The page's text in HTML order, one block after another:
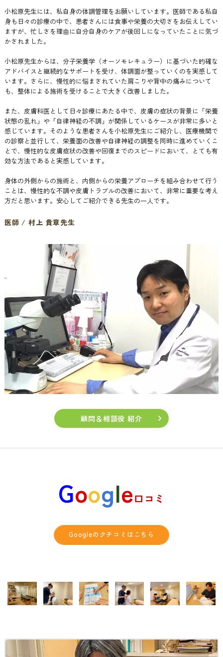
小松原先生には、私自身の体調管理をお願いしています。医師である私自
身も日々の診療の中で、患者さんには食事や栄養の大切さをお伝えしてい
ますが、忙しさを理由に自分自身のケアが後回しになっていたことに気づ
かされました。
小松原先生からは、分子栄養学（オーソモレキュラー）に基づいた的確な
アドバイスと継続的なサポートを受け、体調面が整っていくのを実感して
います。さらに、慢性的に悩まされていた肩こりや背中の痛みについて
も、整体による施術を受けることで大きく改善しました。
また、皮膚科医として日々診療にあたる中で、皮膚の症状の背景に「栄養
状態の乱れ」や「自律神経の不調」が関係しているケースが非常に多いと
感じています。そのような患者さんを小松原先生にご紹介し、医療機関で
の診察と並行して、栄養面の改善や自律神経の調整を同時に進めていくこ
とで、慢性的な皮膚症状の改善や回復までのスピードにおいて、とても有
効な方法であると実感しています。
身体の外側からの施術と、内側からの栄養アプローチを組み合わせて行う
ことは、慢性的な不調や皮膚トラブルの改善において、非常に重要な考え
方だと思います。安心してご紹介できる先生の一人です。
医師 / 村上 貴章先生
顧問＆相談役 紹介
Google口コミ
Googleのクチコミはこちら